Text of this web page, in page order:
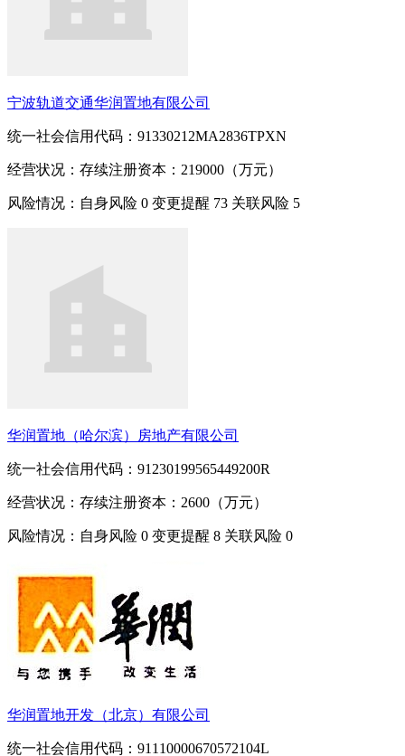
宁波轨道交通华润置地有限公司
统一社会信用代码：91330212MA2836TPXN
经营状况：存续注册资本：219000（万元）
风险情况：自身风险 0 变更提醒 73 关联风险 5
华润置地（哈尔滨）房地产有限公司
统一社会信用代码：91230199565449200R
经营状况：存续注册资本：2600（万元）
风险情况：自身风险 0 变更提醒 8 关联风险 0
华润置地开发（北京）有限公司
统一社会信用代码：91110000670572104L